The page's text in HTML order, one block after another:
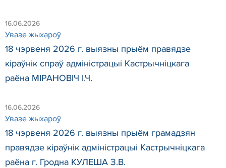
16.06.2026
Увазе жыхароў
18 чэрвеня 2026 г. выязны прыём правядзе
кіраўнік спраў адміністрацыі Кастрычніцкага
раёна МІРАНОВІЧ І.Ч.
16.06.2026
Увазе жыхароў
18 чэрвеня 2026 г. выязны прыём грамадзян
правядзе кіраўнік адміністрацыі Кастрычніцкага
раёна г. Гродна КУЛЕША З.В.